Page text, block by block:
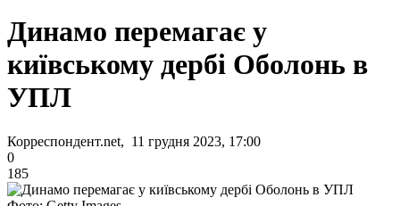
Динамо перемагає у
київському дербі Оболонь в
УПЛ
Корреспондент.net, 11 грудня 2023, 17:00
0
185